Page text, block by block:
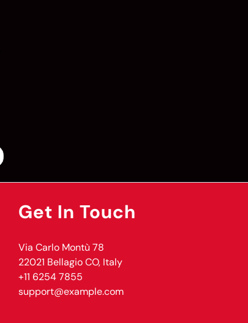
Get In Touch
Via Carlo Montù 78
22021 Bellagio CO, Italy
+11 6254 7855
support@example.com